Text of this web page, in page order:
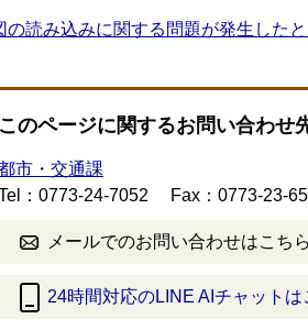
の読み込みに関する問題が発生したと
このページに関するお問い合わせ
市・交通課
：0773-24-7052
Fax：0773-23-
メールでのお問い合わせはこちら
24時間対応のLINE AIチャットは